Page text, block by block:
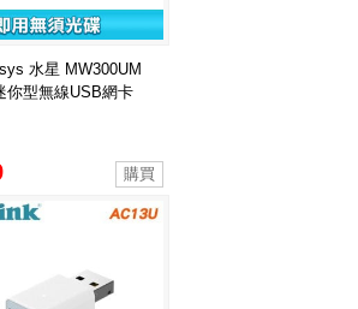
水星 MW300UM
你型無線USB網卡